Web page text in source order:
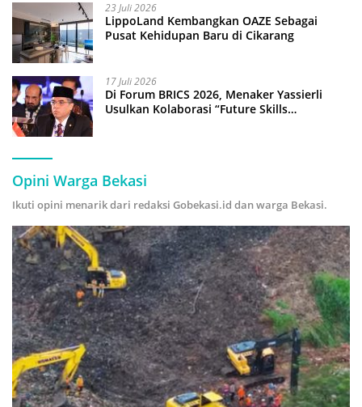
23 Juli 2026
LippoLand Kembangkan OAZE Sebagai
Pusat Kehidupan Baru di Cikarang
17 Juli 2026
Di Forum BRICS 2026, Menaker Yassierli
Usulkan Kolaborasi “Future Skills
Opini Warga Bekasi
Ikuti opini menarik dari redaksi Gobekasi.id dan warga Bekasi.